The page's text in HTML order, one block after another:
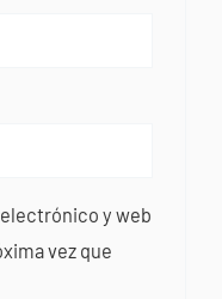
y web
vez que